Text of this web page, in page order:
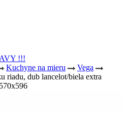
!!!
Kuchyne na mieru
Vega
riadu, dub lancelot/biela extra